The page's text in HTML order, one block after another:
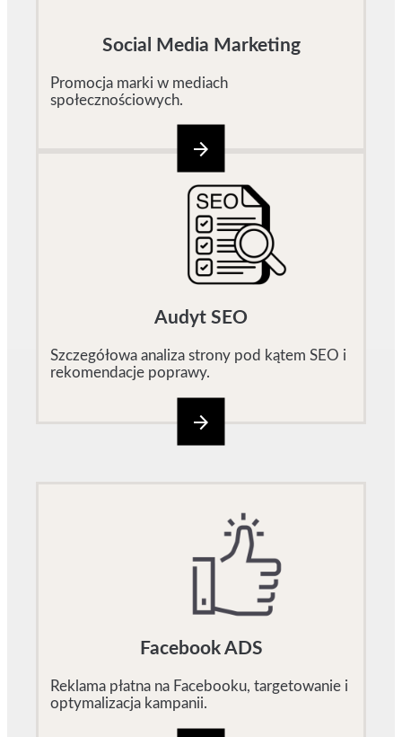
Social Media Marketing
Promocja marki w mediach
społecznościowych.
arrow_forward
Audyt SEO
Szczegółowa analiza strony pod kątem SEO i
rekomendacje poprawy.
arrow_forward
Facebook ADS
Reklama płatna na Facebooku, targetowanie i
optymalizacja kampanii.